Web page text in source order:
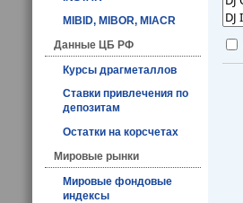
MIBID, MIBOR, MIACR
Данные ЦБ РФ
Курсы драгметаллов
Ставки привлечения по
депозитам
Остатки на корсчетах
Мировые рынки
Мировые фондовые
индексы